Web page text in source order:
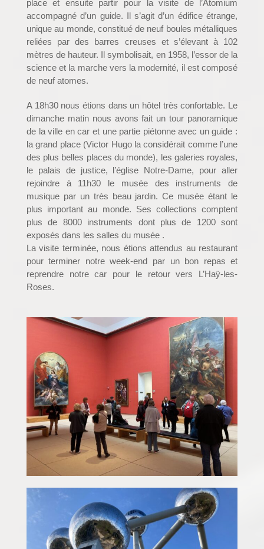
place et ensuite partir pour la visite de l’Atomium
accompagné d’un guide. Il s’agit d’un édifice étrange,
unique au monde, constitué de neuf boules métalliques
reliées par des barres creuses et s’élevant à 102
mètres de hauteur. Il symbolisait, en 1958, l’essor de la
science et la marche vers la modernité, il est composé
de neuf atomes.
A 18h30 nous étions dans un hôtel très confortable. Le
dimanche matin nous avons fait un tour panoramique
de la ville en car et une partie piétonne avec un guide :
la grand place (Victor Hugo la considérait comme l’une
des plus belles places du monde), les galeries royales,
le palais de justice, l’église Notre-Dame, pour aller
rejoindre à 11h30 le musée des instruments de
musique par un très beau jardin. Ce musée étant le
plus important au monde. Ses collections comptent
plus de 8000 instruments dont plus de 1200 sont
exposés dans les salles du musée .
La visite terminée, nous étions attendus au restaurant
pour terminer notre week-end par un bon repas et
reprendre notre car pour le retour vers L’Haÿ-les-
Roses.